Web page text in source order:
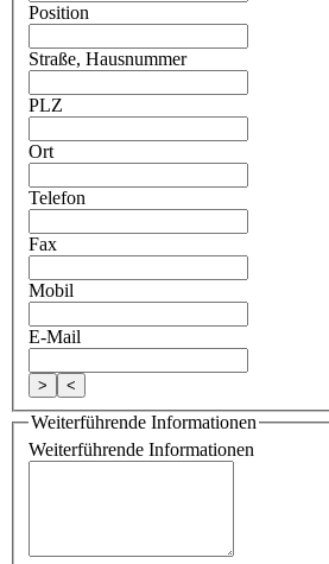
Position
Straße, Hausnummer
PLZ
Ort
Telefon
Fax
Mobil
E-Mail
> <
Weiterführende Informationen
Weiterführende Informationen